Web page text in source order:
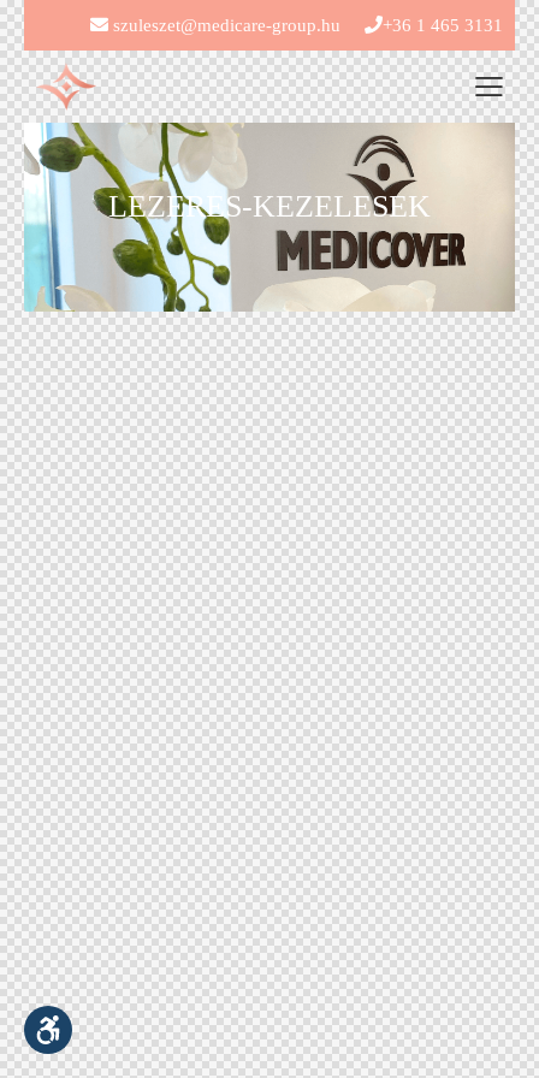
szuleszet@medicare-group.hu +36 1 465 3131
LEZERES-KEZELESEK